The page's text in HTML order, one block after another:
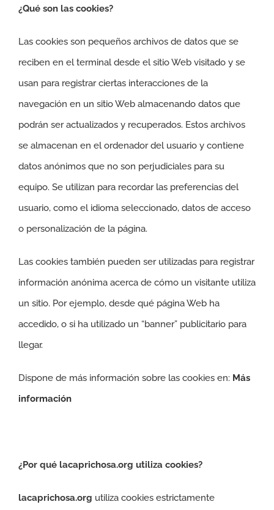
¿Qué son las cookies?
Las cookies son pequeños archivos de datos que se
reciben en el terminal desde el sitio Web visitado y se
usan para registrar ciertas interacciones de la
navegación en un sitio Web almacenando datos que
podrán ser actualizados y recuperados. Estos archivos
se almacenan en el ordenador del usuario y contiene
datos anónimos que no son perjudiciales para su
equipo. Se utilizan para recordar las preferencias del
usuario, como el idioma seleccionado, datos de acceso
o personalización de la página.
Las cookies también pueden ser utilizadas para registrar
información anónima acerca de cómo un visitante utiliza
un sitio. Por ejemplo, desde qué página Web ha
accedido, o si ha utilizado un “banner” publicitario para
llegar.
Dispone de más información sobre las cookies en: Más
información
¿Por qué lacaprichosa.org utiliza cookies?
lacaprichosa.org utiliza cookies estrictamente